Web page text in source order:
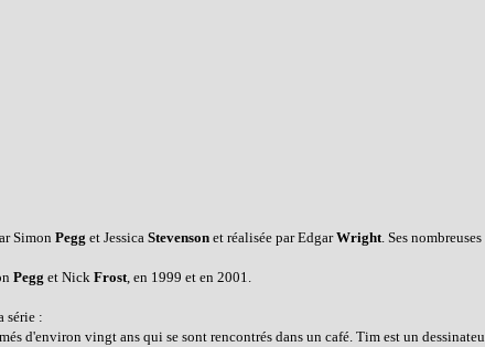
Simon Pegg et Jessica Stevenson et réalisée par EdgarWright. Ses
Pegg et Nick Frost, en 1999 et en 2001.
série :
d'environ vingt ans qui se sont rencontrés dans un café. Tim est un